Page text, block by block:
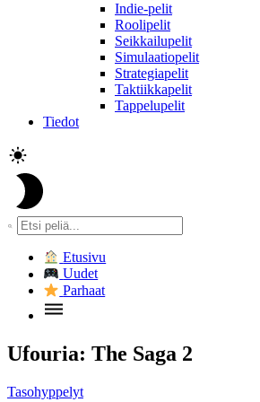
Indie-pelit
Roolipelit
Seikkailupelit
Simulaatiopelit
Strategiapelit
Taktiikkapelit
Tappelupelit
Tiedot
Etusivu
Uudet
Parhaat
Ufouria: The Saga 2
Tasohyppelyt